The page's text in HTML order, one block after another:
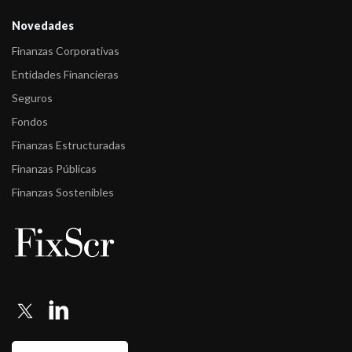
Novedades
Finanzas Corporativas
Entidades Financieras
Seguros
Fondos
Finanzas Estructuradas
Finanzas Públicas
Finanzas Sostenibles